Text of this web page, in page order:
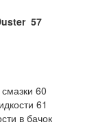
57
60
61
в бачок